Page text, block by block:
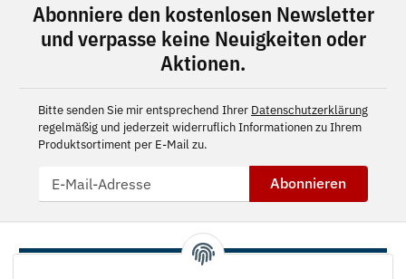
Abonniere den kostenlosen Newsletter
und verpasse keine Neuigkeiten oder
Aktionen.
Bitte senden Sie mir entsprechend Ihrer Datenschutzerklärung
regelmäßig und jederzeit widerruflich Informationen zu Ihrem
Produktsortiment per E-Mail zu.
Abonnieren